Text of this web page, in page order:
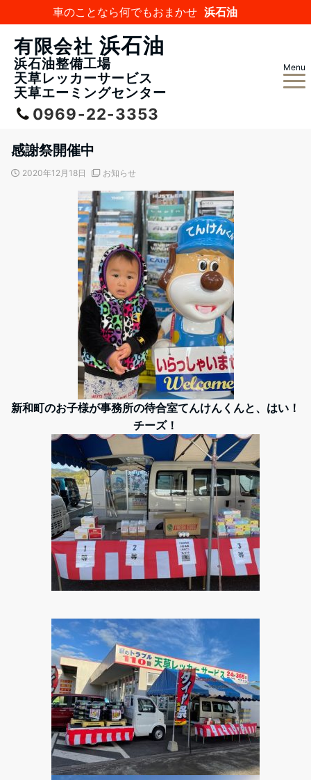
車のことなら何でもおまかせ 浜石油
有限会社 浜石油
浜石油整備工場
天草レッカーサービス
天草エーミングセンター
0969-22-3353
Menu
感謝祭開催中
2020年12月18日 お知らせ
新和町のお子様が事務所の待合室てんけんくんと、はい！
チーズ！